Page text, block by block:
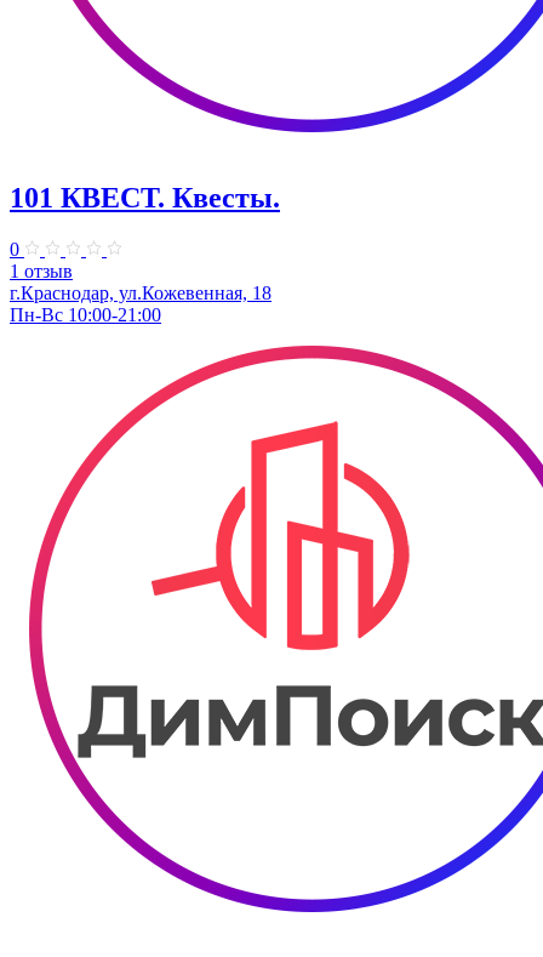
101 КВЕСТ. Квесты.
0
1 отзыв
г.Краснодар, ул.Кожевенная, 18
Пн-Вс 10:00-21:00